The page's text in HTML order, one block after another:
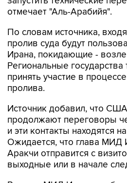
По словам источника,
Ирана, покидающие -
Региональные государства
принять участие в
пролива.
Источник добавил, что США
и эти контакты находятся
Ожидается, что глава МИД
Аракчи отправится с
выходные или в начале
Ранее в МИД Ирана